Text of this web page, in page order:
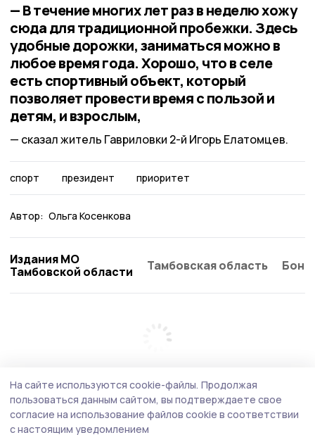
— В течение многих лет раз в неделю хожу
сюда для традиционной пробежки. Здесь
удобные дорожки, заниматься можно в
любое время года. Хорошо, что в селе
есть спортивный объект, который
позволяет провести время с пользой и
детям, и взрослым,
сказал житель Гавриловки 2-й Игорь Елатомцев.
спорт президент приоритет
Автор: Ольга Косенкова
Издания МО
Тамбовской области
Тамбовская область
На сайте используются cookie-файлы. Продолжая
пользоваться данным сайтом, вы подтверждаете свое
согласие на использование файлов cookie в соответствии
с настоящим уведомлением